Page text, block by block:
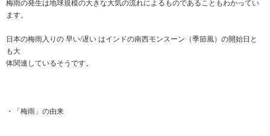
梅雨の発生は地球規模の大きな大気の流れによるものであることもわかってい
ます。
日本の梅雨入りの 早い/遅い はインドの南西モンスーン（季節風）の開始日と
も大
体関連しているそうです。
・「梅雨」の由来